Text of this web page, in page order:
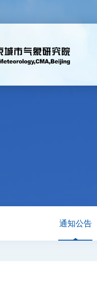
通知公告